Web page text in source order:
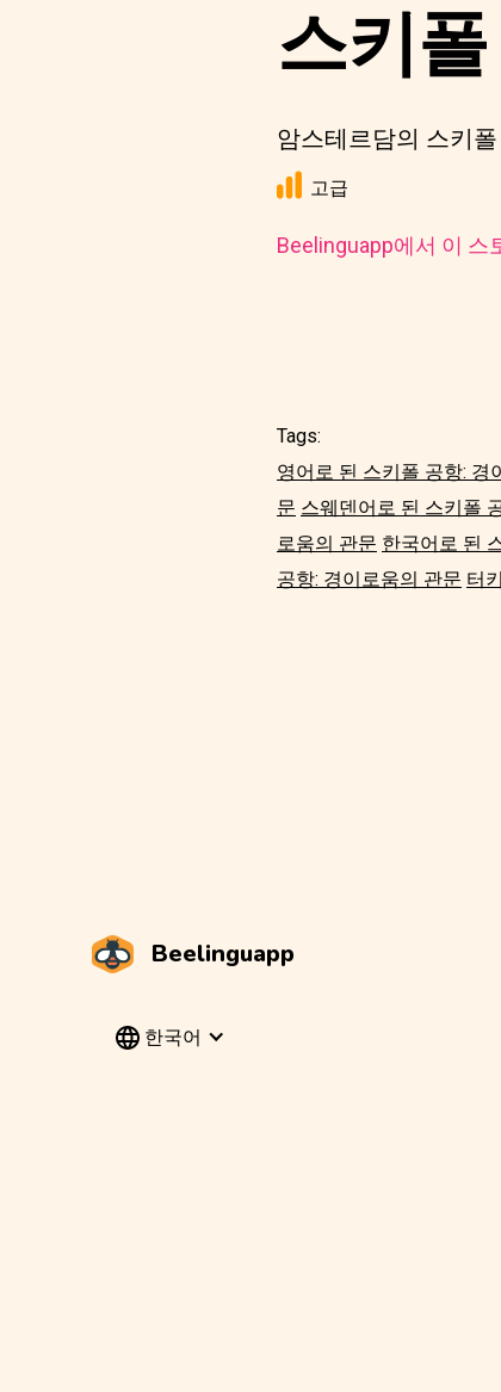
스키
암스테르담의 스키
고급
Beelinguapp에서 이 스
Tags:
영어로 된 스키폴 공항: 경
문 스웨덴어로 된 스키폴
로움의 관문 한국어로 된
공항: 경이로움의 관문 터
Beelinguapp
한국어